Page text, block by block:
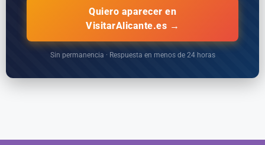
Quiero aparecer en
VisitarAlicante.es →
Sin permanencia · Respuesta en menos de 24 horas